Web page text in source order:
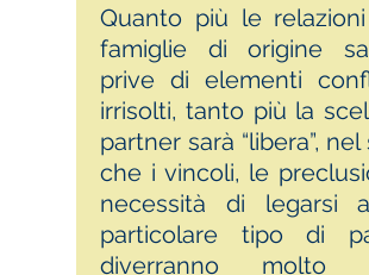
Quanto più le
famiglie di origine
prive di elementi
irrisolti, tanto più la
partner sarà “libera”,
che i vincoli, le
necessità di legarsi
particolare tipo di
diverranno molto